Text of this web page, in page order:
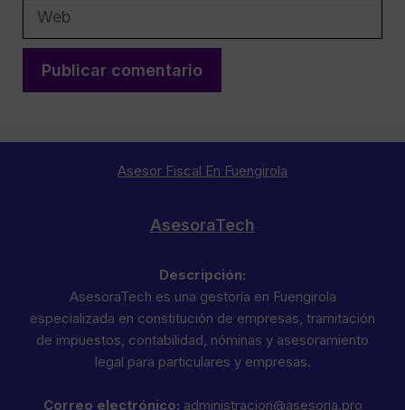
Web
Asesor Fiscal En Fuengirola
AsesoraTech
Descripción:
AsesoraTech es una gestoría en Fuengirola
especializada en constitución de empresas, tramitación
de impuestos, contabilidad, nóminas y asesoramiento
legal para particulares y empresas.
Correo electrónico: administracion@asesoria.pro